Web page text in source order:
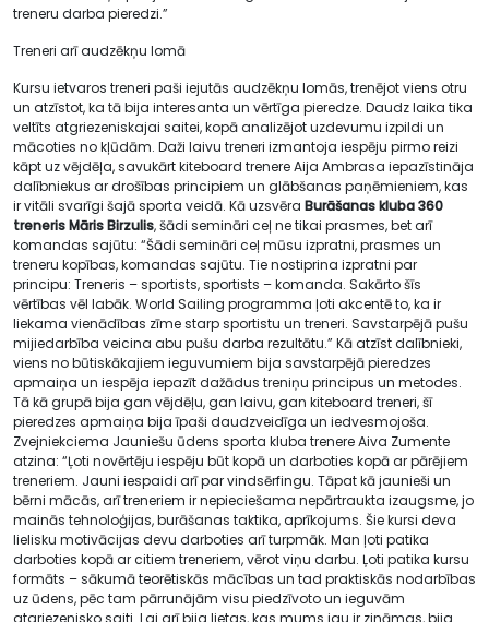
treneru darba pieredzi.”
Treneri arī audzēkņu lomā
Kursu ietvaros treneri paši iejutās audzēkņu lomās, trenējot viens otru
un atzīstot, ka tā bija interesanta un vērtīga pieredze. Daudz laika tika
veltīts atgriezeniskajai saitei, kopā analizējot uzdevumu izpildi un
mācoties no kļūdām. Daži laivu treneri izmantoja iespēju pirmo reizi
kāpt uz vējdēļa, savukārt kiteboard trenere Aija Ambrasa iepazīstināja
dalībniekus ar drošības principiem un glābšanas paņēmieniem, kas
ir vitāli svarīgi šajā sporta veidā. Kā uzsvēra Burāšanas kluba 360
treneris Māris Birzulis, šādi semināri ceļ ne tikai prasmes, bet arī
komandas sajūtu: “Šādi semināri ceļ mūsu izpratni, prasmes un
treneru kopības, komandas sajūtu. Tie nostiprina izpratni par
principu: Treneris – sportists, sportists – komanda. Sakārto šīs
vērtības vēl labāk. World Sailing programma ļoti akcentē to, ka ir
liekama vienādības zīme starp sportistu un treneri. Savstarpējā pušu
mijiedarbība veicina abu pušu darba rezultātu.” Kā atzīst dalībnieki,
viens no būtiskākajiem ieguvumiem bija savstarpējā pieredzes
apmaiņa un iespēja iepazīt dažādus treniņu principus un metodes.
Tā kā grupā bija gan vējdēļu, gan laivu, gan kiteboard treneri, šī
pieredzes apmaiņa bija īpaši daudzveidīga un iedvesmojoša.
Zvejniekciema Jauniešu ūdens sporta kluba trenere Aiva Zumente
atzina: “Ļoti novērtēju iespēju būt kopā un darboties kopā ar pārējiem
treneriem. Jauni iespaidi arī par vindsērfingu. Tāpat kā jaunieši un
bērni mācās, arī treneriem ir nepieciešama nepārtraukta izaugsme, jo
mainās tehnoloģijas, burāšanas taktika, aprīkojums. Šie kursi deva
lielisku motivācijas devu darboties arī turpmāk. Man ļoti patika
darboties kopā ar citiem treneriem, vērot viņu darbu. Ļoti patika kursu
formāts – sākumā teorētiskās mācības un tad praktiskās nodarbības
uz ūdens, pēc tam pārrunājām visu piedzīvoto un ieguvām
atgriezenisko saiti. Lai arī bija lietas, kas mums jau ir zināmas, bija